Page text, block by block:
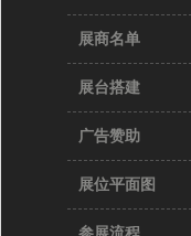
展商名单
展台搭建
广告赞助
展位平面图